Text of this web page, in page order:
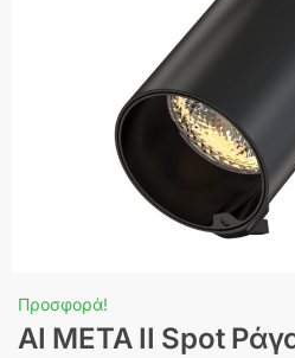
Προσφορά!
AI META II Spot